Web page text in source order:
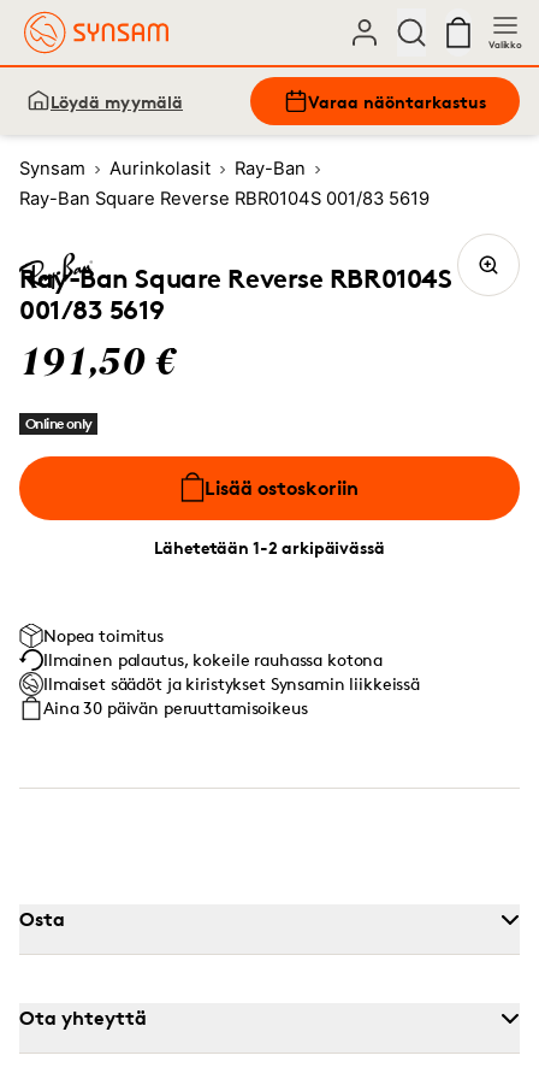
Valikko
Löydä myymälä Varaa näöntarkastus
Synsam Aurinkolasit
Ray-Ban
Ray-Ban Square Reverse RBR0104S 001/83 5619
Ray-Ban Square Reverse RBR0104S
001/83 5619
191,50 €
Online only
Lisää ostoskoriin
Lähetetään 1-2 arkipäivässä
Nopea toimitus
Ilmainen palautus, kokeile rauhassa kotona
Ilmaiset säädöt ja kiristykset Synsamin liikkeissä
Aina 30 päivän peruuttamisoikeus
Osta
Ota yhteyttä